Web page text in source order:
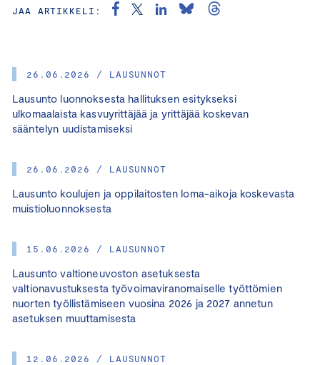
26.06.2026 / LAUSUNNOT
Lausunto luonnoksesta hallituksen esitykseksi
ulkomaalaista kasvuyrittäjää ja yrittäjää koskevan
sääntelyn uudistamiseksi
26.06.2026 / LAUSUNNOT
Lausunto koulujen ja oppilaitosten loma-aikoja koskevasta
muistioluonnoksesta
15.06.2026 / LAUSUNNOT
Lausunto valtioneuvoston asetuksesta
valtionavustuksesta työvoimaviranomaiselle työttömien
nuorten työllistämiseen vuosina 2026 ja 2027 annetun
asetuksen muuttamisesta
12.06.2026 / LAUSUNNOT
JAA ARTIKKELI: